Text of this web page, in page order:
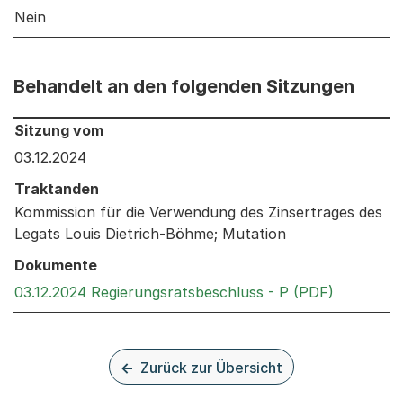
Nein
Behandelt an den folgenden Sitzungen
Behandelt an den folgenden Sitzungen: Informationen
Sitzung vom
03.12.2024
Traktanden
Kommission für die Verwendung des Zinsertrages des
Legats Louis Dietrich-Böhme; Mutation
Dokumente
03.12.2024 Regierungsratsbeschluss - P (PDF)
Zurück zur Übersicht